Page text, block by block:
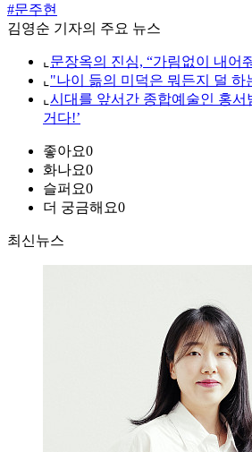
#문주현
김영순 기자의 주요 뉴스
⌞ 문장옥의 진심, “가림없이 내어
⌞ "나이 듦의 미덕은 뭐든지 덜 하
⌞ 시대를 앞서간 종합예술인 홍서
거다!’
좋아요0
화나요0
슬퍼요0
더 궁금해요0
최신뉴스